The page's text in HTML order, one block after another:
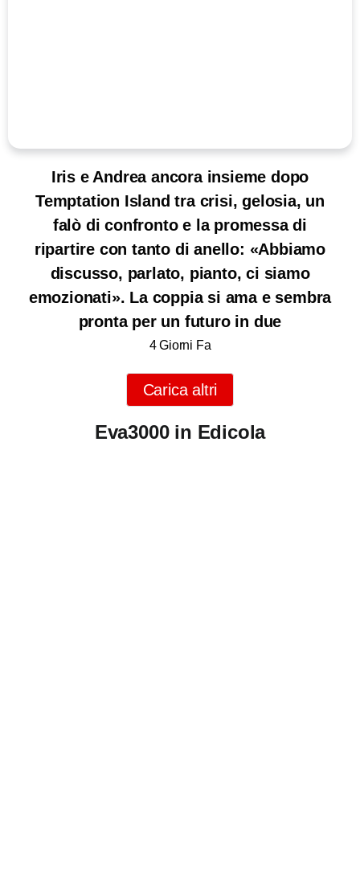
Iris e Andrea ancora insieme dopo
Temptation Island tra crisi, gelosia, un
falò di confronto e la promessa di
ripartire con tanto di anello: «Abbiamo
discusso, parlato, pianto, ci siamo
emozionati». La coppia si ama e sembra
pronta per un futuro in due
4 Giorni Fa
Carica altri
Eva3000 in Edicola